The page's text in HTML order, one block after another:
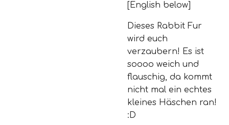
[English below]
Dieses Rabbit Fur
wird euch
verzaubern! Es ist
soooo weich und
flauschig, da kommt
nicht mal ein echtes
kleines Häschen ran!
:D